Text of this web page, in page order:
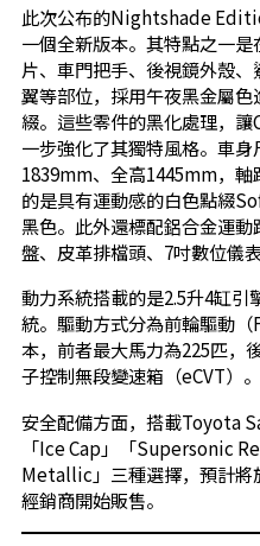
此次公布的Nightshade
一個全新版本。其特點之一
片、車門把手、後視鏡外殼
翼等部位，採用午夜黑金屬
綴。這些零件的黑化處理，
一步強化了其獨特風格。車
1839mm、全高1445mm，
的是具有運動感的白色點綴
黑色。此外還標配鋁合金運
盤、皮革排檔頭、7吋數位儀表
動力系統搭載的是2.5升4缸
統。驅動方式分為前輪驅動
本，前者最大馬力為225匹，
子控制無段變速箱（eCVT）。
安全配備方面，搭載Toyota
「Ice Cap」「Supersonic
Metallic」三種選擇，預計將
經銷商開始販售。